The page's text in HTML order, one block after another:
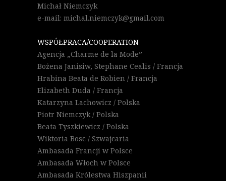
Michał Niemczyk
e-mail: michal.niemczyk@gmail.com
WSPÓŁPRACA/COOPERATION
Agencja „Charme de la Mode”
Bożena Janisiw, Stephane Cealis / Francja
Hrabina Beata de Robien / Francja
Elizabeth Duda / Francja
Katarzyna Lachowicz / Polska
Piotr Niemczyk / Polska
Beata Tyszkiewicz / Polska
Wiktoria Bosc / Szwajcaria
Ambasada Francji w Polsce
Ambasada Włoch w Polsce
Ambasada Królestwa Hiszpanii